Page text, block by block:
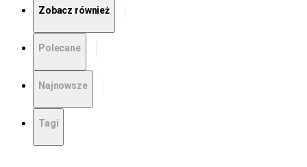
Zobacz również
Polecane
Najnowsze
Tagi